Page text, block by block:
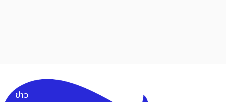
ข่าว